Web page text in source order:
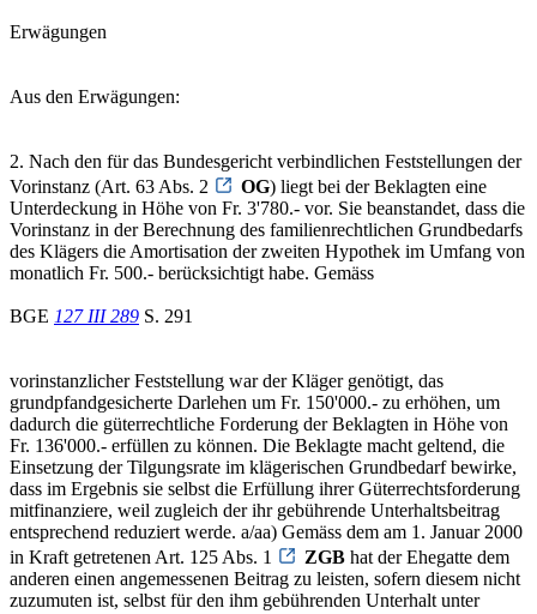
Erwägungen
Aus den Erwägungen:
2. Nach den für das Bundesgericht verbindlichen Feststellungen der
Vorinstanz (Art. 63 Abs. 2
OG) liegt bei der Beklagten eine
Unterdeckung in Höhe von Fr. 3'780.- vor. Sie beanstandet, dass die
Vorinstanz in der Berechnung des familienrechtlichen Grundbedarfs
des Klägers die Amortisation der zweiten Hypothek im Umfang von
monatlich Fr. 500.- berücksichtigt habe. Gemäss
BGE 127 III 289 S. 291
vorinstanzlicher Feststellung war der Kläger genötigt, das
grundpfandgesicherte Darlehen um Fr. 150'000.- zu erhöhen, um
dadurch die güterrechtliche Forderung der Beklagten in Höhe von
Fr. 136'000.- erfüllen zu können. Die Beklagte macht geltend, die
Einsetzung der Tilgungsrate im klägerischen Grundbedarf bewirke,
dass im Ergebnis sie selbst die Erfüllung ihrer Güterrechtsforderung
mitfinanziere, weil zugleich der ihr gebührende Unterhaltsbeitrag
entsprechend reduziert werde. a/aa) Gemäss dem am 1. Januar 2000
in Kraft getretenen Art. 125 Abs. 1
ZGB hat der Ehegatte dem
anderen einen angemessenen Beitrag zu leisten, sofern diesem nicht
zuzumuten ist, selbst für den ihm gebührenden Unterhalt unter